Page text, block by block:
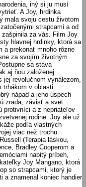
iný si ju musí
A Joy, hrdinka
mala svoju cestu životom
strapcami a od
za vás. Film Joy
hlavnej hrdinky, ktorá sa
a prekonať mnoho rôzne
za svojím životným
sa stáva
aj ňou založenej
jej revolučnom vynálezom,
trhákom v oblasti
nápad a jeho úspech
zrada, závisť a svet
protivníci a z nepriateľov
rodine. Joy ale už
podľa vlastných
viac než trochu
(Terapia láskou,
Bradley Cooperom a
nabitý príbeh,
Joy Mangano, ktorá
so strapcami, ktorý je
a znamenal koniec handier